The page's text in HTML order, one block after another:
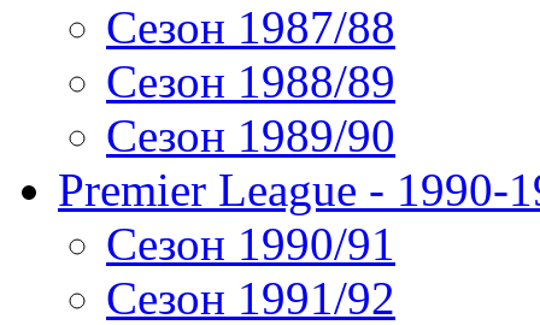
Сезон 1987/88
Сезон 1988/89
Сезон 1989/90
Premier League - 1990-
Сезон 1990/91
Сезон 1991/92